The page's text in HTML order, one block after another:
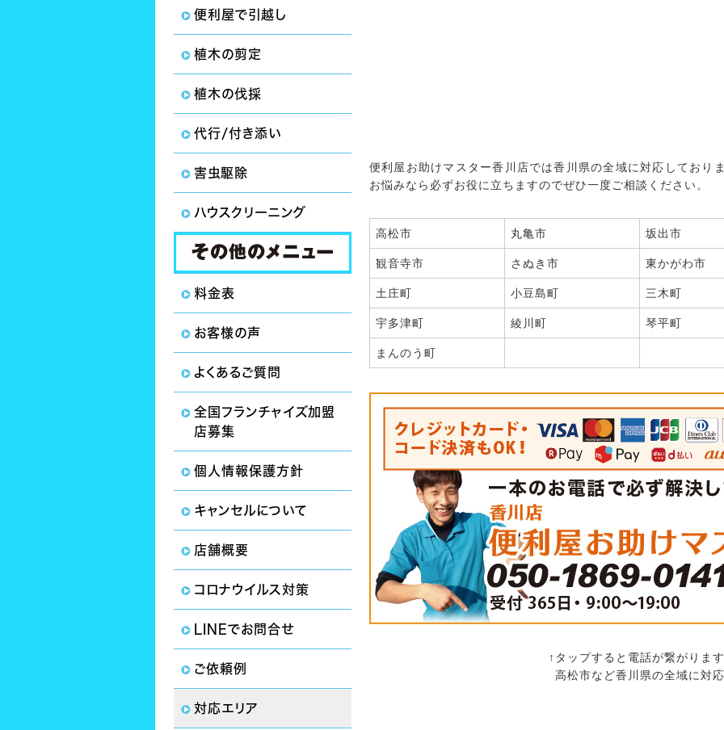
便利屋で引越し
植木の剪定
植木の伐採
代行/付き添い
害虫駆除
ハウスクリーニング
料金表
お客様の声
よくあるご質問
全国フランチャイズ加盟
店募集
個人情報保護方針
キャンセルについて
店舗概要
コロナウイルス対策
LINEでお問合せ
ご依頼例
対応エリア
便利屋お助けマスター香川店では香川県の全域に対応しており
お悩みなら必ずお役に立ちますのでぜひ一度ご相談ください。
高松市 丸亀市 坂出市
観音寺市 さぬき市 東かがわ市
土庄町 小豆島町 三木町
宇多津町 綾川町 琴平町
まんのう町
↑タップすると電話が繋がりま
高松市など香川県の全域に対応